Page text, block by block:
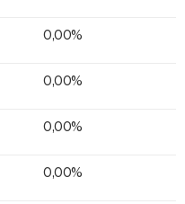
0,00%
0,00%
0,00%
0,00%